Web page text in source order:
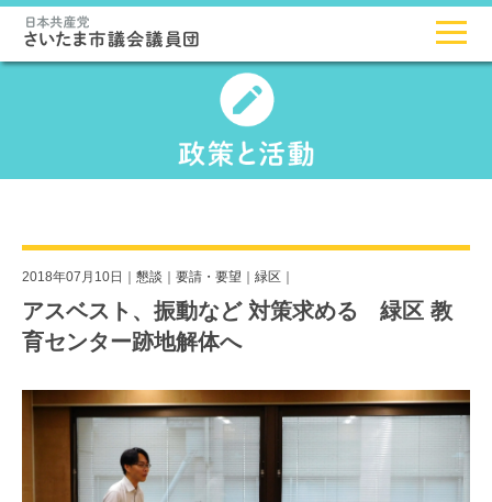
2018年07月10日｜ 懇談 要請・要望 緑区
アスベスト、振動など 対策求める 緑区 教
育センター跡地解体へ